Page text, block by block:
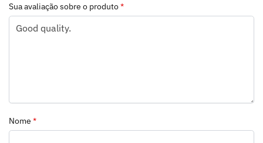
Sua avaliação sobre o produto*
Nome *